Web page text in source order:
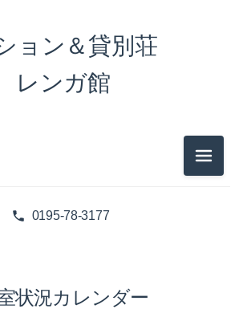
0195-78-3177
ョン＆貸別荘
レンガ館
メニュ
状況カレンダー